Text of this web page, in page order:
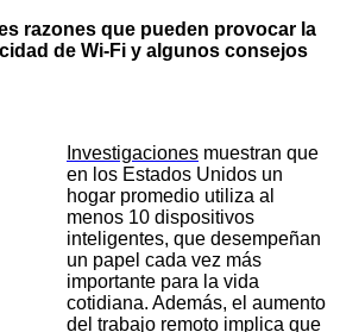
razones que pueden provocar la
de Wi-Fi y algunos consejos
Investigaciones muestran que
en los Estados Unidos un
hogar promedio utiliza al
menos 10 dispositivos
inteligentes, que desempeñan
un papel cada vez más
importante para la vida
cotidiana. Además, el aumento
del trabajo remoto implica que